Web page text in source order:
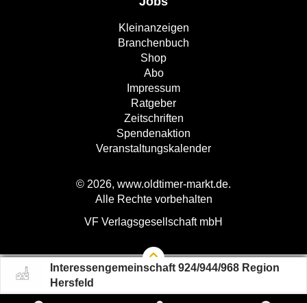
Interessengemeinschaft 924/944/968 Region
Hersfeld
Kleinanzeigen
Branchenbuch
Shop
Abo
Impressum
Ratgeber
Zeitschriften
Spendenaktion
Veranstaltungskalender
© 2026, www.oldtimer-markt.de.
Alle Rechte vorbehalten
VF Verlagsgesellschaft mbH